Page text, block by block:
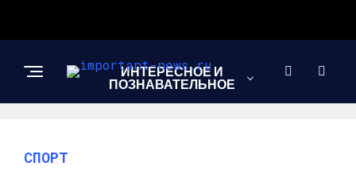
ИНТЕРЕСНОЕ И
ПОЗНАВАТЕЛЬНОЕ
СПОРТ